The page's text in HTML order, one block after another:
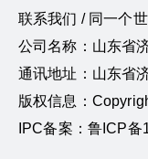
联系我们 / 同一个
公司名称：山东省
通讯地址：山东省
版权信息：
IPC备案：鲁ICP